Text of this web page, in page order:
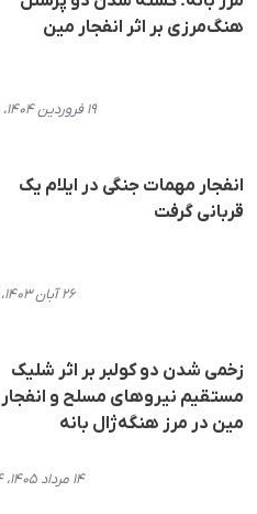
هنگ‌مرزی بر اثر انفجار مین
۱۹ فروردین ۱۴۰۴، ۱۲:۵۰
انفجار مهمات جنگی در ایلام یک
قربانی گرفت
۲۶ آبان ۱۴۰۳، ۲۰:۲۱
زخمی شدن دو کولبر بر اثر شلیک
مستقیم نیروهای مسلح و انفجار
مین در مرز هنگه‌ژال بانه
۱۴ مرداد ۱۴۰۵، ۲۲:۲۴